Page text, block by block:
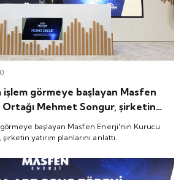
işlem görmeye başlayan Masfen
Mehmet Songur, şirketin
anlattı.
görmeye başlayan Masfen Enerji'nin Kurucu
yatırım planlarını anlattı.